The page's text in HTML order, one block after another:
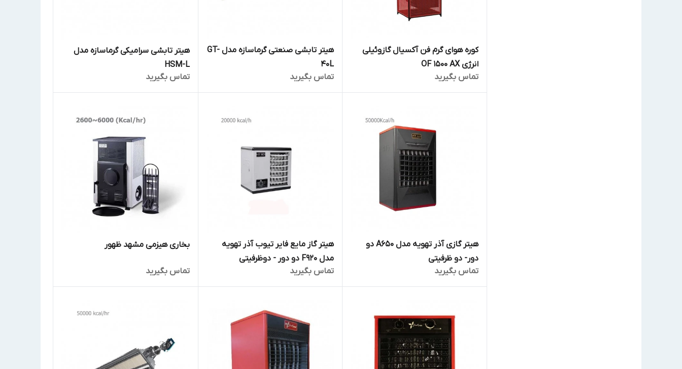
کوره هوای گرم فن آکسیال گازوئیلی
انرژی OF 1500 AX
تماس بگیرید
هیتر تابشی صنعتی گرماسازه مدل GT-
40L
تماس بگیرید
هیتر تابشی سرامیکی گرماسازه مدل
HSM-L
تماس بگیرید
هیتر گازی آذر تهویه مدل A650 دو
دور- دو ظرفیتی
تماس بگیرید
هیتر گاز مایع فایر تیوب آذر تهویه
مدل F920 دو دور - دوظرفیتی
تماس بگیرید
بخاری هیزمی مشهد ظهور
تماس بگیرید